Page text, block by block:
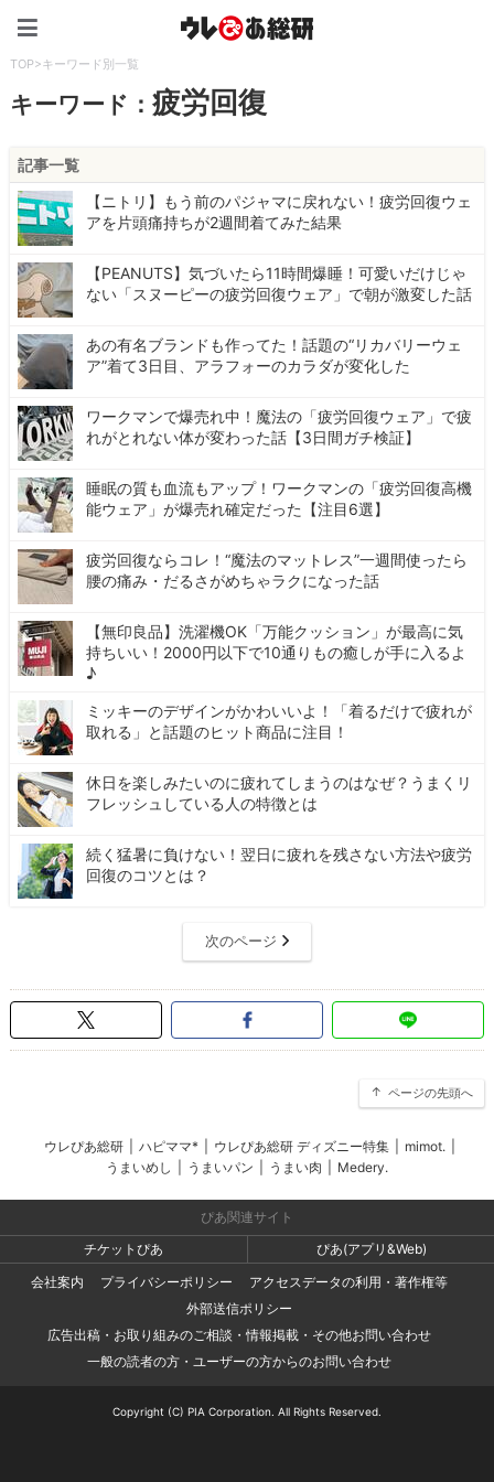
TOP>キーワード別一覧
キーワード：疲労回復
記事一覧
【ニトリ】もう前のパジャマに戻れない！疲労回復ウェ
アを片頭痛持ちが2週間着てみた結果
【PEANUTS】気づいたら11時間爆睡！可愛いだけじゃ
ない「スヌーピーの疲労回復ウェア」で朝が激変した話
あの有名ブランドも作ってた！話題の“リカバリーウェ
ア”着て3日目、アラフォーのカラダが変化した
ワークマンで爆売れ中！魔法の「疲労回復ウェア」で疲
れがとれない体が変わった話【3日間ガチ検証】
睡眠の質も血流もアップ！ワークマンの「疲労回復高機
能ウェア」が爆売れ確定だった【注目6選】
疲労回復ならコレ！“魔法のマットレス”一週間使ったら
腰の痛み・だるさがめちゃラクになった話
【無印良品】洗濯機OK「万能クッション」が最高に気
持ちいい！2000円以下で10通りもの癒しが手に入るよ
♪
ミッキーのデザインがかわいいよ！「着るだけで疲れが
取れる」と話題のヒット商品に注目！
休日を楽しみたいのに疲れてしまうのはなぜ？うまくリ
フレッシュしている人の特徴とは
続く猛暑に負けない！翌日に疲れを残さない方法や疲労
回復のコツとは？
次のページ
ページの先頭へ
ウレぴあ総研 ハピママ* ウレぴあ総研 ディズニー特集 mimot.
うまいめし
うまいパン うまい肉 Medery.
ぴあ関連サイト
チケットぴあ
ぴあ(アプリ&Web)
会社案内
プライバシーポリシー
アクセスデータの利用・著作権等
外部送信ポリシー
広告出稿・お取り組みのご相談・情報掲載・その他お問い合わせ
一般の読者の方・ユーザーの方からのお問い合わせ
Copyright (C) PIA Corporation. All Rights Reserved.